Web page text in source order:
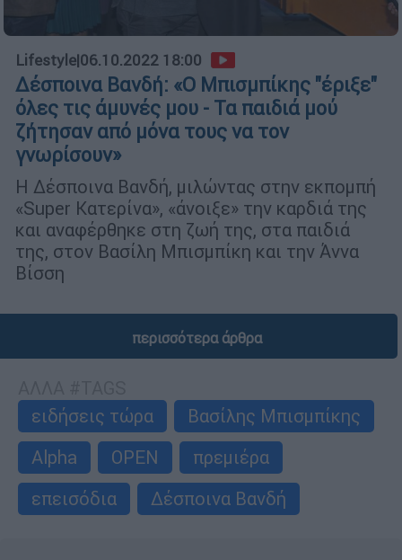
Lifestyle|06.10.2022 18:00
Δέσποινα Βανδή: «Ο Μπισμπίκης "έριξε"
όλες τις άμυνές μου - Τα παιδιά μού
ζήτησαν από μόνα τους να τον
γνωρίσουν»
Η Δέσποινα Βανδή, μιλώντας στην εκπομπή
«Super Κατερίνα», «άνοιξε» την καρδιά της
και αναφέρθηκε στη ζωή της, στα παιδιά
της, στον Βασίλη Μπισμπίκη και την Άννα
Βίσση
περισσότερα άρθρα
ειδήσεις τώρα
Βασίλης Μπισμπίκης
Alpha
OPEN
πρεμιέρα
επεισόδια
Δέσποινα Βανδή